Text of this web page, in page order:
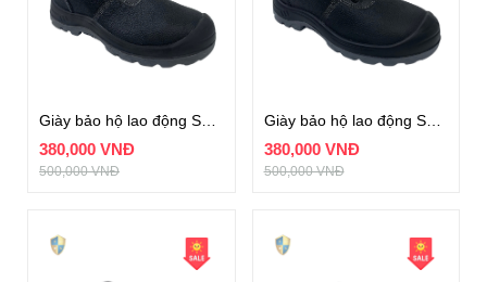
380,000 VNĐ
500,000 VNĐ
Giày bảo hộ lao động Safety Jogger Bestrun
380,000 VNĐ
500,000 VNĐ